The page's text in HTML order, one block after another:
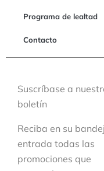
Programa de lealtad
Contacto
Suscríbase a
boletín
Reciba en su
entrada todas las
promociones que